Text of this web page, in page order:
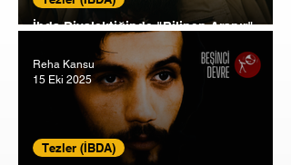
İbda Diyalektiğinde "Bilinen Aranır"
Tezler (İBDA)
Reha Kansu
15 Eki 2025